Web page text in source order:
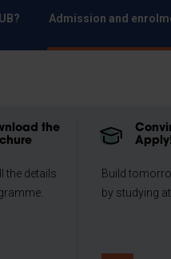
Admission and
the
the details
Build
by studying at